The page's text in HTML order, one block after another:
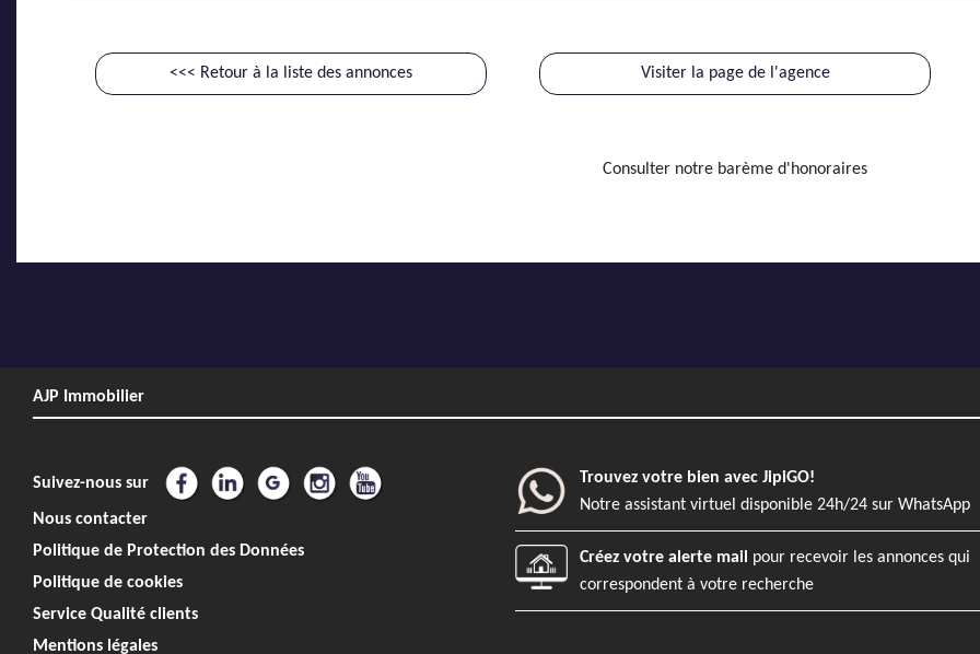
<<< Retour à la liste des annonces Visiter la page de l'agence
Consulter notre barème d'honoraires
AJP Immobilier
Suivez-nous sur
Nous contacter
Politique de Protection des Données
Politique de cookies
Service Qualité clients
Mentions légales
Trouvez votre bien avec JipiGO!
Notre assistant virtuel disponible 24h/24 sur WhatsApp
Créez votre alerte mail pour recevoir les annonces qui
correspondent à votre recherche